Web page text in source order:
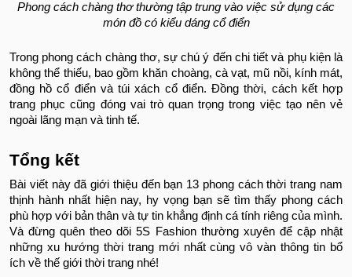
Phong cách chàng thơ thường tập trung vào việc sử dụng các
món đồ có kiểu dáng cổ điển
Trong phong cách chàng thơ, sự chú ý đến chi tiết và phụ kiện là
không thể thiếu, bao gồm khăn choàng, cà vạt, mũ nồi, kính mát,
đồng hồ cổ điển và túi xách cổ điển. Đồng thời, cách kết hợp
trang phục cũng đóng vai trò quan trọng trong việc tạo nên vẻ
ngoài lãng mạn và tinh tế.
Tổng kết
Bài viết này đã giới thiệu đến bạn 13 phong cách thời trang nam
thịnh hành nhất hiện nay, hy vọng bạn sẽ tìm thấy phong cách
phù hợp với bản thân và tự tin khẳng định cá tính riêng của mình.
Và đừng quên theo dõi 5S Fashion thường xuyên để cập nhật
những xu hướng thời trang mới nhất cùng vô vàn thông tin bổ
ích về thế giới thời trang nhé!